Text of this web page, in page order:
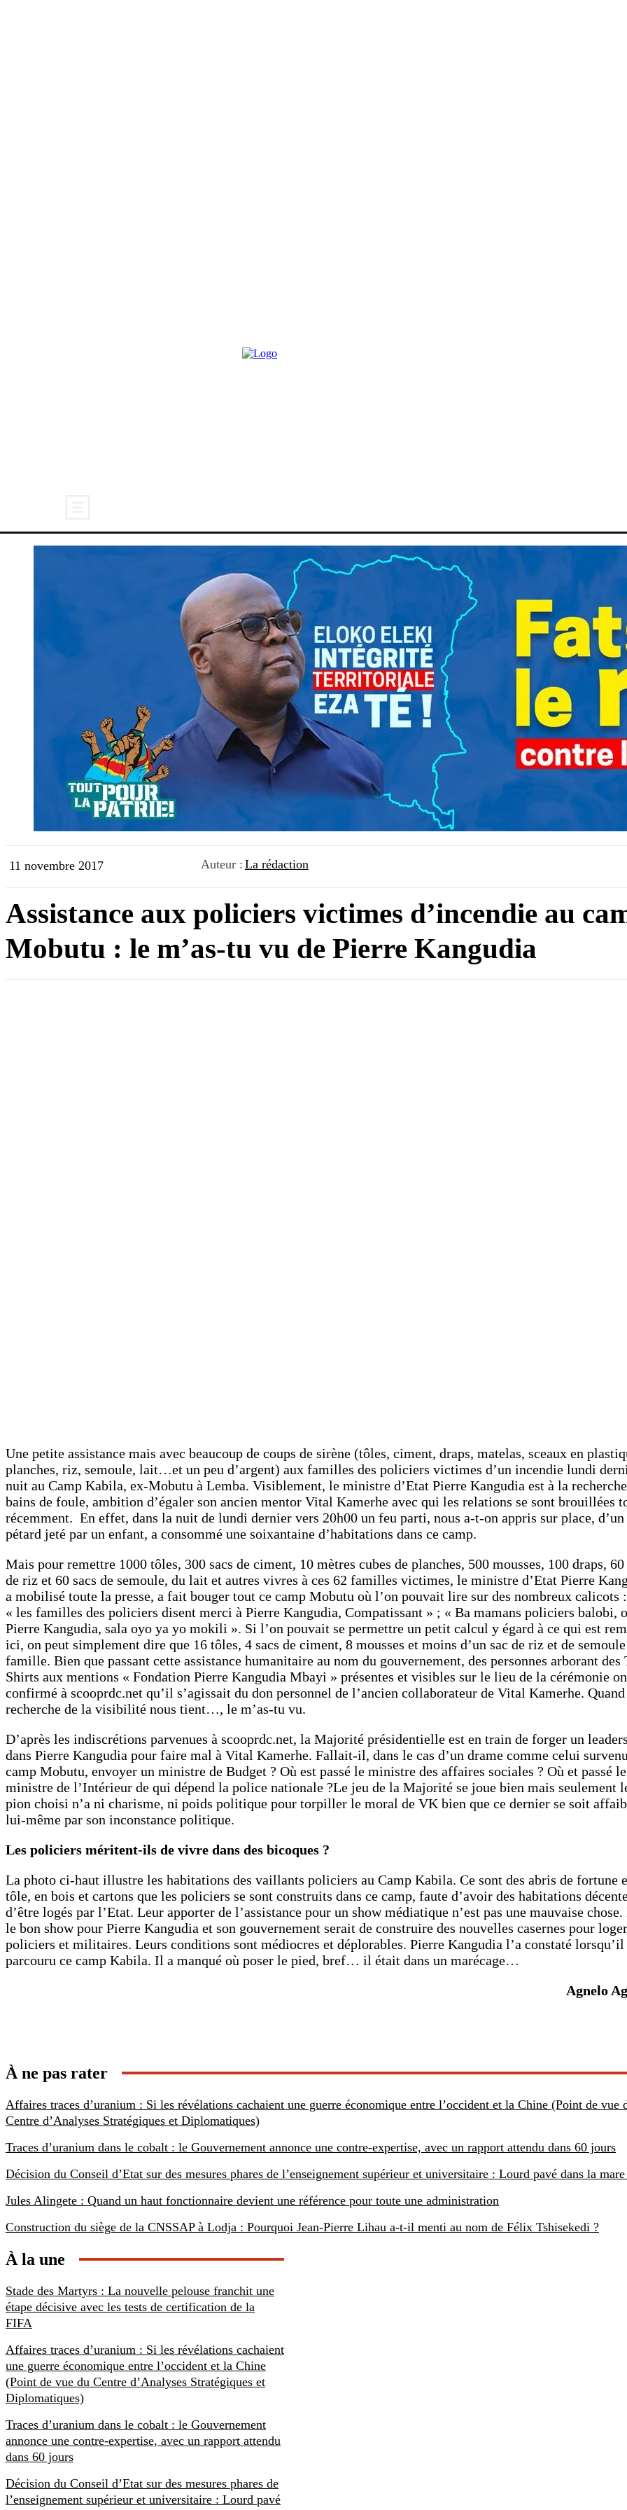
11 novembre 2017 Auteur : La rédaction
Assistance aux policiers victimes d’incendie au
Mobutu : le m’as-tu vu de Pierre Kangudia
Une petite assistance mais avec beaucoup de coups de sirène (tôles, ciment, draps, matelas, sceaux en
planches, riz, semoule, lait…et un peu d’argent) aux familles des policiers victimes d’un incendie lundi
nuit au Camp Kabila, ex-Mobutu à Lemba. Visiblement, le ministre d’Etat Pierre Kangudia est à la
bains de foule, ambition d’égaler son ancien mentor Vital Kamerhe avec qui les relations se sont brouillées
récemment. En effet, dans la nuit de lundi dernier vers 20h00 un feu parti, nous a-t-on appris sur place, d’un
pétard jeté par un enfant, a consommé une soixantaine d’habitations dans ce camp.
Mais pour remettre 1000 tôles, 300 sacs de ciment, 10 mètres cubes de planches, 500 mousses, 100 draps, 60
de riz et 60 sacs de semoule, du lait et autres vivres à ces 62 familles victimes, le ministre d’Etat Pierre
a mobilisé toute la presse, a fait bouger tout ce camp Mobutu où l’on pouvait lire sur des nombreux calicots :
« les familles des policiers disent merci à Pierre Kangudia, Compatissant » ; « Ba mamans policiers balobi,
Pierre Kangudia, sala oyo ya yo mokili ». Si l’on pouvait se permettre un petit calcul y égard à ce qui est
ici, on peut simplement dire que 16 tôles, 4 sacs de ciment, 8 mousses et moins d’un sac de riz et de
famille. Bien que passant cette assistance humanitaire au nom du gouvernement, des personnes arborant des
Shirts aux mentions « Fondation Pierre Kangudia Mbayi » présentes et visibles sur le lieu de la cérémonie
confirmé à scooprdc.net qu’il s’agissait du don personnel de l’ancien collaborateur de Vital Kamerhe.
recherche de la visibilité nous tient…, le m’as-tu vu.
D’après les indiscrétions parvenues à scooprdc.net, la Majorité présidentielle est en train de forger un
dans Pierre Kangudia pour faire mal à Vital Kamerhe. Fallait-il, dans le cas d’un drame comme celui
camp Mobutu, envoyer un ministre de Budget ? Où est passé le ministre des affaires sociales ? Où et passé le
ministre de l’Intérieur de qui dépend la police nationale ?Le jeu de la Majorité se joue bien mais seulement
pion choisi n’a ni charisme, ni poids politique pour torpiller le moral de VK bien que ce dernier se soit
lui-même par son inconstance politique.
Les policiers méritent-ils de vivre dans des bicoques ?
La photo ci-haut illustre les habitations des vaillants policiers au Camp Kabila. Ce sont des abris de fortune
tôle, en bois et cartons que les policiers se sont construits dans ce camp, faute d’avoir des habitations
d’être logés par l’Etat. Leur apporter de l’assistance pour un show médiatique n’est pas une mauvaise
le bon show pour Pierre Kangudia et son gouvernement serait de construire des nouvelles casernes pour
policiers et militaires. Leurs conditions sont médiocres et déplorables. Pierre Kangudia l’a constaté lorsqu’il
parcouru ce camp Kabila. Il a manqué où poser le pied, bref… il était dans un marécage…
Agnelo
À ne pas rater
Affaires traces d’uranium : Si les révélations cachaient une guerre économique entre l’occident et la Chine (Point de vue
Centre d’Analyses Stratégiques et Diplomatiques)
Traces d’uranium dans le cobalt : le Gouvernement annonce une contre-expertise, avec un rapport attendu dans 60 jours
Décision du Conseil d’Etat sur des mesures phares de l’enseignement supérieur et universitaire : Lourd pavé dans la
Jules Alingete : Quand un haut fonctionnaire devient une référence pour toute une administration
Construction du siège de la CNSSAP à Lodja : Pourquoi Jean-Pierre Lihau a-t-il menti au nom de Félix Tshisekedi ?
À la une
Stade des Martyrs : La nouvelle pelouse franchit une
étape décisive avec les tests de certification de la
FIFA
Affaires traces d’uranium : Si les révélations cachaient
une guerre économique entre l’occident et la Chine
(Point de vue du Centre d’Analyses Stratégiques et
Diplomatiques)
Traces d’uranium dans le cobalt : le Gouvernement
annonce une contre-expertise, avec un rapport attendu
dans 60 jours
Décision du Conseil d’Etat sur des mesures phares de
l’enseignement supérieur et universitaire : Lourd pavé